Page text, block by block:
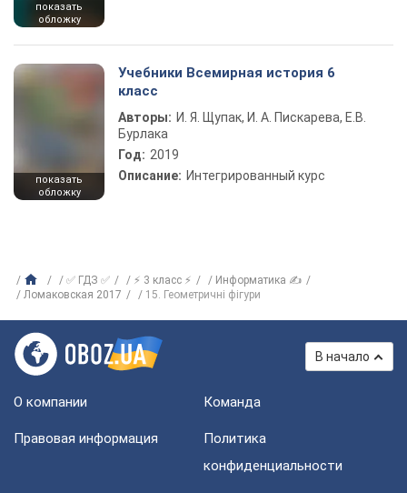
показать
обложку
показать
обложку
Учебники Всемирная история 6
класс
Авторы: И. Я. Щупак, И. А. Пискарева, Е.В.
Бурлака
Год: 2019
Описание: Интегрированный курс
✅ ГДЗ ✅ ⚡ 3 класс ⚡
Информатика ✍
Ломаковская 2017
15. Геометричні фігури
В начало
О компании Команда
Правовая информация
Политика
конфиденциальности